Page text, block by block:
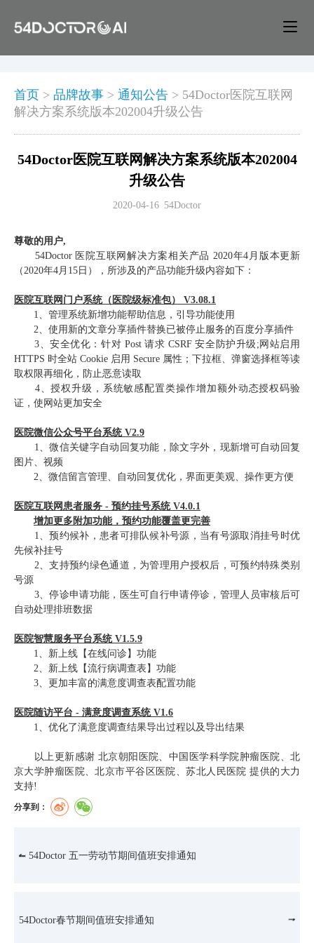
首页 > 品牌故事 > 通知公告 > 54Doctor医院互联网
解决方案系统版本202004升级公告
54Doctor医院互联网解决方案系统版本202004
升级公告
2020-04-16 54Doctor
尊敬的用户,
54Doctor 医院互联网解决方案相关产品 2020年4月版本更新
（2020年4月15日），所涉及的产品功能升级内容如下：
医院互联网门户系统（医院级标准包） V3.08.1
1、管理系统新增功能帮助信息，引导功能使用
2、使用新的文章分享插件替换已被停止服务的百度分享插件
3、安全优化：针对 Post 请求 CSRF 安全防护升级;网站启用
HTTPS 时全站 Cookie 启用 Secure 属性；下拉框、弹窗选择框等读
取权限再细化，防止恶意读取
4、授权升级，系统敏感配置类操作增加额外动态授权码验
证，使网站更加安全
医院微信公众号平台系统 V2.9
1、微信关键字自动回复功能，除文字外，现新增可自动回复
图片、视频
2、微信留言管理、自动回复优化，界面更美观、操作更方便
医院互联网患者服务 - 预约挂号系统 V4.0.1
增加更多附加功能，预约功能覆盖更完善
1、预约候补，患者可排队候补号源，当有号源取消挂号时优
先候补挂号
2、支持预约绿色通道，为管理用户授权后，可预约特殊类别
号源
3、停诊申请功能，医生可自行申请停诊，管理人员审核后可
自动处理排班数据
医院智慧服务平台系统 V1.5.9
1、新上线【在线问诊】功能
2、新上线【流行病调查表】功能
3、更加丰富的满意度调查表配置功能
医院随访平台 - 满意度调查系统 V1.6
1、优化了满意度调查结果导出过程以及导出结果
以上更新感谢 北京朝阳医院、中国医学科学院肿瘤医院、北
京大学肿瘤医院、北京市平谷区医院、苏北人民医院 提供的大力
支持!
分享到：
54Doctor 五一劳动节期间值班安排通知
54Doctor春节期间值班安排通知